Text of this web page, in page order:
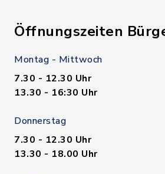
Öffnungszeiten
Montag - Mittwoch
7.30 - 12.30 Uhr
13.30 - 16:30 Uhr
Donnerstag
7.30 - 12.30 Uhr
13.30 - 18.00 Uhr